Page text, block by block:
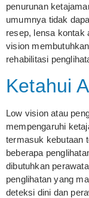
penurunan
umumnya tidak
resep, lensa kontak
vision
rehabilitasi
Ketahui
Low vision atau
mempengaruhi
termasuk kebutaan
beberapa
dibutuhkan
penglihatan yang
deteksi dini dan